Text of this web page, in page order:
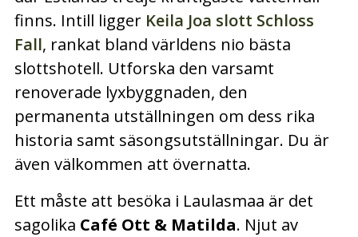
finns. Intill ligger Keila Joa slott Schloss
Fall, rankat bland världens nio bästa
slottshotell. Utforska den varsamt
renoverade lyxbyggnaden, den
permanenta utställningen om dess rika
historia samt säsongsutställningar. Du är
även välkommen att övernatta.
Ett måste att besöka i Laulasmaa är det
sagolika Café Ott & Matilda. Njut av